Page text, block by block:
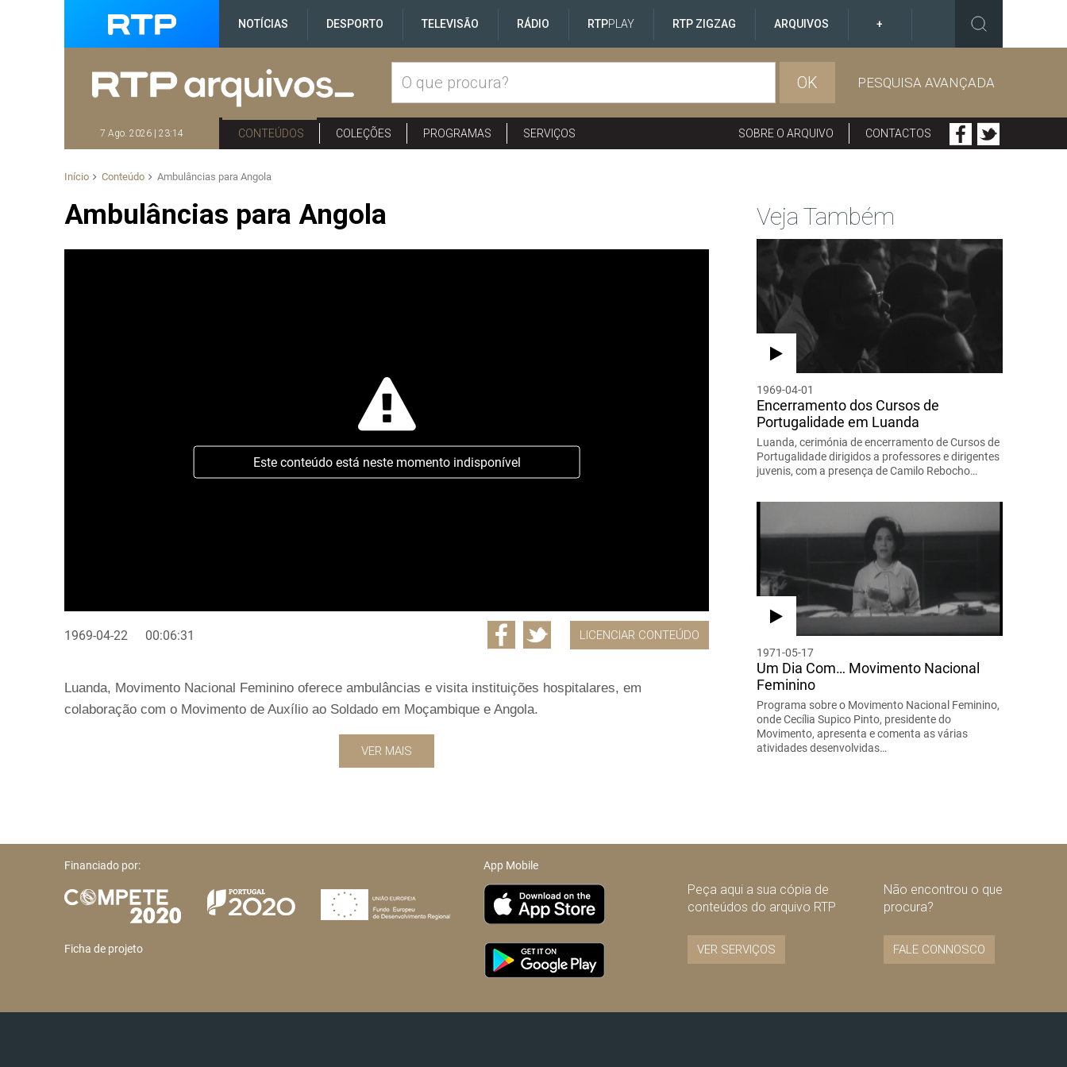
NOTÍCIAS DESPORTO TELEVISÃO RÁDIO RTPPLAY RTP ZIGZAG ARQUIVOS +
OK PESQUISA AVANÇADA
7 Ago. 2026 | 23:14 CONTEÚDOS COLEÇÕES PROGRAMAS SERVIÇOS SOBRE O ARQUIVO CONTACTOS
Início Conteúdo Ambulâncias para Angola
Ambulâncias para Angola
Este conteúdo está neste momento indisponível
1969-04-22 00:06:31 LICENCIAR CONTEÚDO
Luanda, Movimento Nacional Feminino oferece ambulâncias e visita instituições hospitalares, em
colaboração com o Movimento de Auxílio ao Soldado em Moçambique e Angola.
VER MAIS
Veja Também
1969-04-01
Encerramento dos Cursos de
Portugalidade em Luanda
Luanda, cerimónia de encerramento de Cursos de
Portugalidade dirigidos a professores e dirigentes
juvenis, com a presença de Camilo Rebocho…
1971-05-17
Um Dia Com… Movimento Nacional
Feminino
Programa sobre o Movimento Nacional Feminino,
onde Cecília Supico Pinto, presidente do
Movimento, apresenta e comenta as várias
atividades desenvolvidas…
Financiado por:
Ficha de projeto
App Mobile
Peça aqui a sua cópia de
conteúdos do arquivo RTP
VER SERVIÇOS
Não encontrou o que
procura?
FALE CONNOSCO